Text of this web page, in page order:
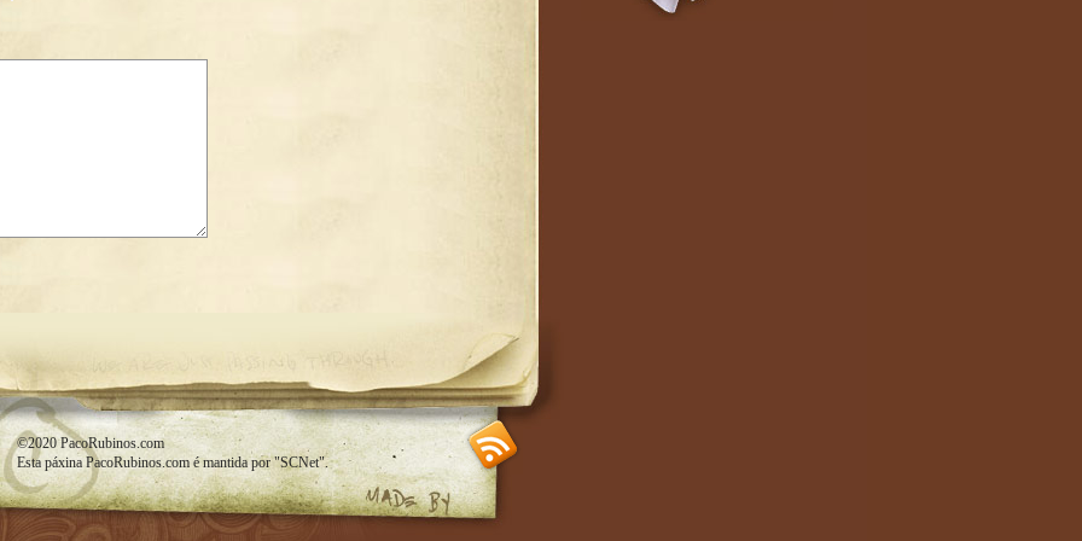
©2020PacoRubinos.com
Esta páxina PacoRubinos.com é mantida por"SCNet".
feed